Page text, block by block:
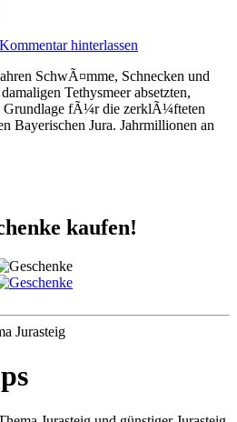
Kommentar hinterlassen
SchwÃ¤mme, Schnecken und
Tethysmeer absetzten,
Grundlage fÃ¼r die zerklÃ¼fteten
Bayerischen Jura. Jahrmillionen an
kaufen!
Jurasteig